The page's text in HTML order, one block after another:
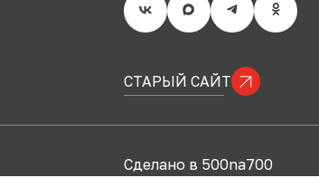
СТАРЫЙ САЙТ
Сделано в 500na700
Политика